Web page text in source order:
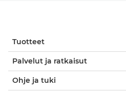
Tuotteet
Palvelut ja ratkaisut
Ohje ja tuki